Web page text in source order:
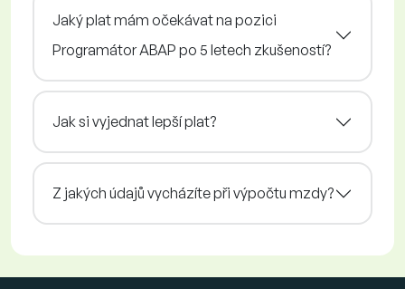
Jaký plat mám očekávat na pozici
Programátor ABAP po 5 letech zkušeností?
Jak si vyjednat lepší plat?
Z jakých údajů vycházíte při výpočtu mzdy?